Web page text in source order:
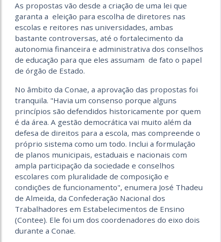
As propostas vão desde a criação de uma lei que
garanta a eleição para escolha de diretores nas
escolas e reitores nas universidades, ambas
bastante controversas, até o fortalecimento da
autonomia financeira e administrativa dos conselhos
de educação para que eles assumam de fato o papel
de órgão de Estado.
No âmbito da Conae, a aprovação das propostas foi
tranquila. "Havia um consenso porque alguns
princípios são defendidos historicamente por quem
é da área. A gestão democrática vai muito além da
defesa de direitos para a escola, mas compreende o
próprio sistema como um todo. Inclui a formulação
de planos municipais, estaduais e nacionais com
ampla participação da sociedade e conselhos
escolares com pluralidade de composição e
condições de funcionamento", enumera José Thadeu
de Almeida, da Confederação Nacional dos
Trabalhadores em Estabelecimentos de Ensino
(Contee). Ele foi um dos coordenadores do eixo dois
durante a Conae.